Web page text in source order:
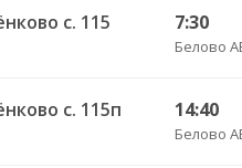
с. 115 7:30
Белово
с. 115п 14:40
Белово